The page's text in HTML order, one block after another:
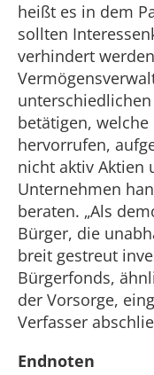
heißt es in dem
sollten
verhindert
betätigen,
hervorrufen,
nicht aktiv Aktien
Unternehmen
beraten. „Als
Bürger, die
breit gestreut
Bürgerfonds,
der Vorsorge,
Verfasser
Endnoten